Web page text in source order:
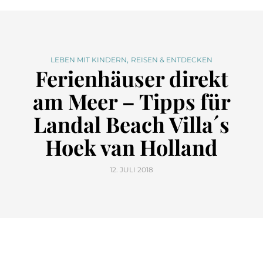
LEBEN MIT KINDERN, REISEN & ENTDECKEN
Ferienhäuser direkt
am Meer – Tipps für
Landal Beach Villa´s
Hoek van Holland
12. JULI 2018